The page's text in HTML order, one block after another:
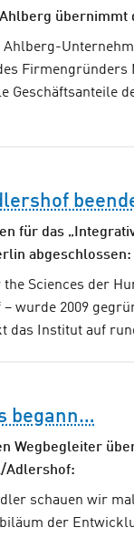
übernimmt
Geschäftsanteile
für das
abgeschlossen:
Sciences der
wurde 2009
das Institut auf
begann…
Wegbegleiter
Adlershof:
schauen wir
der